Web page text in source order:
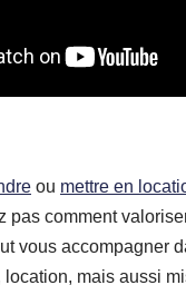
ou mettre en
pas comment
vous accompagner
location, mais aussi